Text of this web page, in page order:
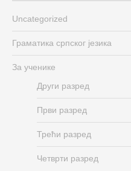
Uncategorized
Граматика српског језика
За ученике
Други разред
Први разред
Трећи разред
Четврти разред